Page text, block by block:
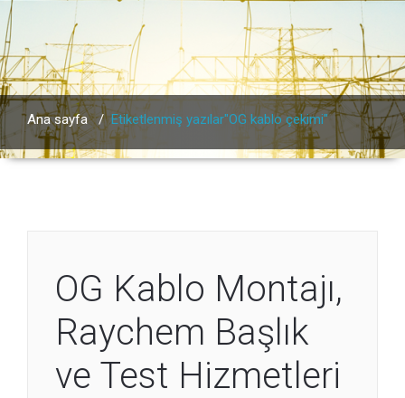
Ana sayfa/Etiketlenmiş yazılar"OG kablo çekimi"
OG Kablo Montajı,
Raychem Başlık
ve Test Hizmetleri